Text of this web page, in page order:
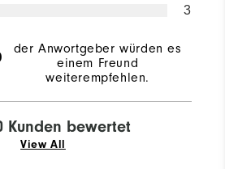
3
der Anwortgeber würden es
einem Freund
weiterempfehlen.
Kunden bewertet
View All